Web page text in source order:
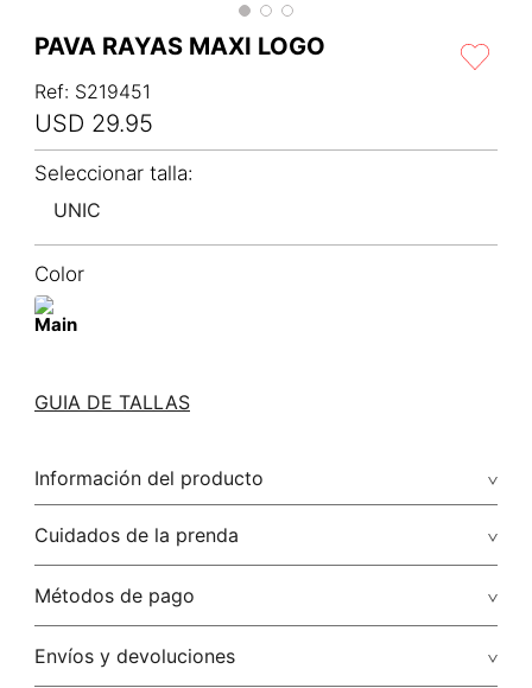
PAVA RAYAS MAXI LOGO
Ref: S219451
USD 29.95
UNIC
Color
GUIA DE TALLAS
Información del producto
Cuidados de la prenda
No dejar en remojo /lavar por separado / no utilizar
Métodos de pago
Tarjetas de crédito: Visa, Dinners, Master Card y American
Envíos y devoluciones